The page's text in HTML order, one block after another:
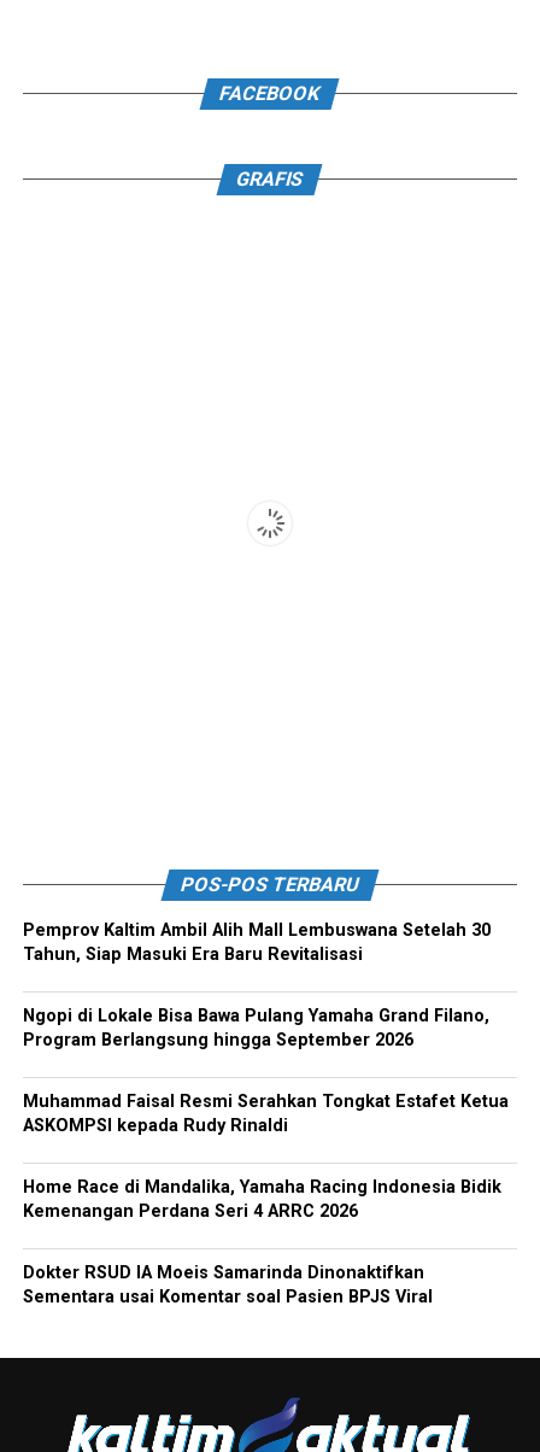
FACEBOOK
GRAFIS
POS-POS TERBARU
Pemprov Kaltim Ambil Alih Mall Lembuswana Setelah 30
Tahun, Siap Masuki Era Baru Revitalisasi
Ngopi di Lokale Bisa Bawa Pulang Yamaha Grand Filano,
Program Berlangsung hingga September 2026
Muhammad Faisal Resmi Serahkan Tongkat Estafet Ketua
ASKOMPSI kepada Rudy Rinaldi
Home Race di Mandalika, Yamaha Racing Indonesia Bidik
Kemenangan Perdana Seri 4 ARRC 2026
Dokter RSUD IA Moeis Samarinda Dinonaktifkan
Sementara usai Komentar soal Pasien BPJS Viral